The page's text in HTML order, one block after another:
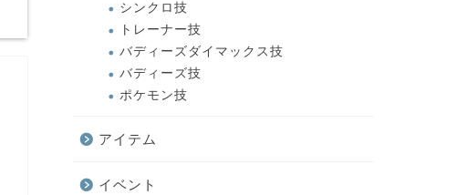
シンクロ技
トレーナー技
バディーズダイマックス技
バディーズ技
ポケモン技
アイテム
イベント